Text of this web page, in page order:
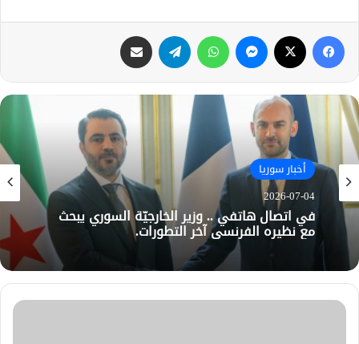
فيسبوك ماسنجر واتساب تيلقرام
أخبار سوريا
2026-07-04
في اتصال هاتفي .. وزير الخارجيّة السوري يبحث
مع نظيره الفرنسي آخر التطورات.